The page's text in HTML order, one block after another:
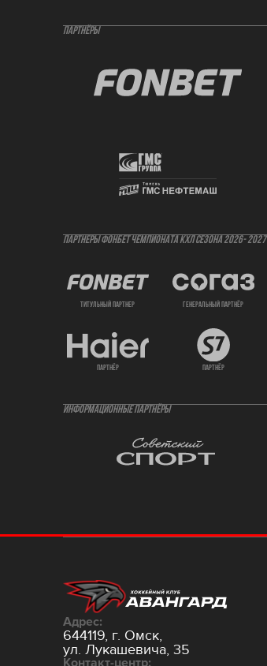
ПАРТНЁРЫ
ПАРТНЕРЫ ФОНБЕТ ЧЕМПИОНАТА КХЛ СЕЗОНА 2026- 2027
титульный партнер генеральный партнёр
партнёр партнёр
ИНФОРМАЦИОННЫЕ ПАРТНЁРЫ
Адрес:
644119, г. Омск,
ул. Лукашевича, 35
Контакт-центр: